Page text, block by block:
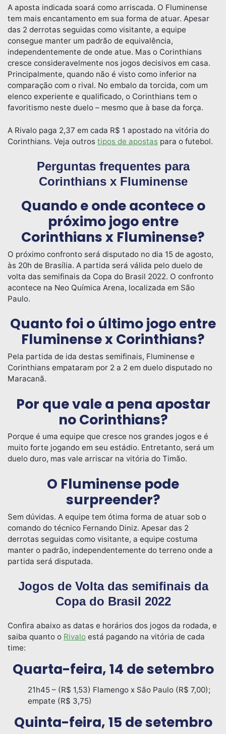
A aposta indicada soará como arriscada. O Fluminense
tem mais encantamento em sua forma de atuar. Apesar
das 2 derrotas seguidas como visitante, a equipe
consegue manter um padrão de equivalência,
independentemente de onde atue. Mas o Corinthians
cresce consideravelmente nos jogos decisivos em casa.
Principalmente, quando não é visto como inferior na
comparação com o rival. No embalo da torcida, com um
elenco experiente e qualificado, o Corinthians tem o
favoritismo neste duelo – mesmo que à base da força.
A Rivalo paga 2,37 em cada R$ 1 apostado na vitória do
Corinthians. Veja outros tipos de apostas para o futebol.
Perguntas frequentes para
Corinthians x Fluminense
Quando e onde acontece o
próximo jogo entre
Corinthians x Fluminense?
O próximo confronto será disputado no dia 15 de agosto,
às 20h de Brasília. A partida será válida pelo duelo de
volta das semifinais da Copa do Brasil 2022. O confronto
acontece na Neo Química Arena, localizada em São
Paulo.
Quanto foi o último jogo entre
Fluminense x Corinthians?
Pela partida de ida destas semifinais, Fluminense e
Corinthians empataram por 2 a 2 em duelo disputado no
Maracanã.
Por que vale a pena apostar
no Corinthians?
Porque é uma equipe que cresce nos grandes jogos e é
muito forte jogando em seu estádio. Entretanto, será um
duelo duro, mas vale arriscar na vitória do Timão.
O Fluminense pode
surpreender?
Sem dúvidas. A equipe tem ótima forma de atuar sob o
comando do técnico Fernando Diniz. Apesar das 2
derrotas seguidas como visitante, a equipe costuma
manter o padrão, independentemente do terreno onde a
partida será disputada.
Jogos de Volta das semifinais da
Copa do Brasil 2022
Confira abaixo as datas e horários dos jogos da rodada, e
saiba quanto o Rivalo está pagando na vitória de cada
time:
Quarta-feira, 14 de setembro
21h45 – (R$ 1,53) Flamengo x São Paulo (R$ 7,00);
empate (R$ 3,75)
Quinta-feira, 15 de setembro